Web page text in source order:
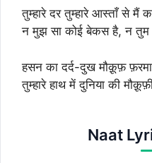
तुम्हारे दर तुम्हारे आस्ताँ से मैं
न मुझ सा कोई बेकस है, न तुम
हसन का दर्द-दुख मौक़ूफ़ फ़रमा
तुम्हारे हाथ में दुनिया की
Naat